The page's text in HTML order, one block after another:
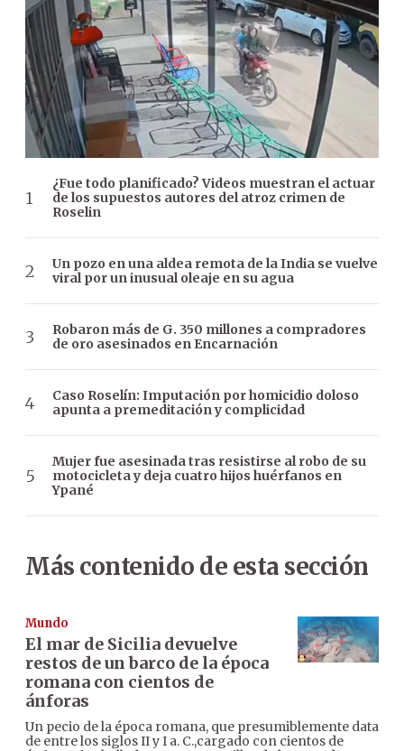
¿Fue todo planificado? Videos muestran el actuar
de los supuestos autores del atroz crimen de
Roselin
Un pozo en una aldea remota de la India se vuelve
viral por un inusual oleaje en su agua
Robaron más de G. 350 millones a compradores
de oro asesinados en Encarnación
Caso Roselín: Imputación por homicidio doloso
apunta a premeditación y complicidad
Mujer fue asesinada tras resistirse al robo de su
motocicleta y deja cuatro hijos huérfanos en
Ypané
Más contenido de esta sección
Mundo
El mar de Sicilia devuelve
restos de un barco de la época
romana con cientos de
ánforas
Un pecio de la época romana, que presumiblemente data
de entre los siglos II y I a. C.,cargado con cientos de